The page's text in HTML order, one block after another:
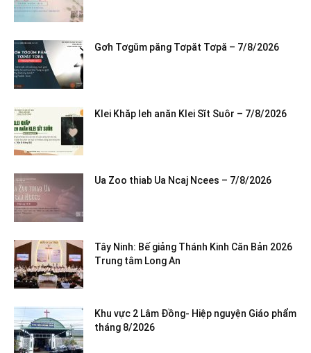
Gơh Tơgŭm păng Tơpăt Tơpă – 7/8/2026
Klei Khăp leh anăn Klei Sĭt Suôr – 7/8/2026
Ua Zoo thiab Ua Ncaj Ncees – 7/8/2026
Tây Ninh: Bế giảng Thánh Kinh Căn Bản 2026
Trung tâm Long An
Khu vực 2 Lâm Đồng- Hiệp nguyện Giáo phẩm
tháng 8/2026